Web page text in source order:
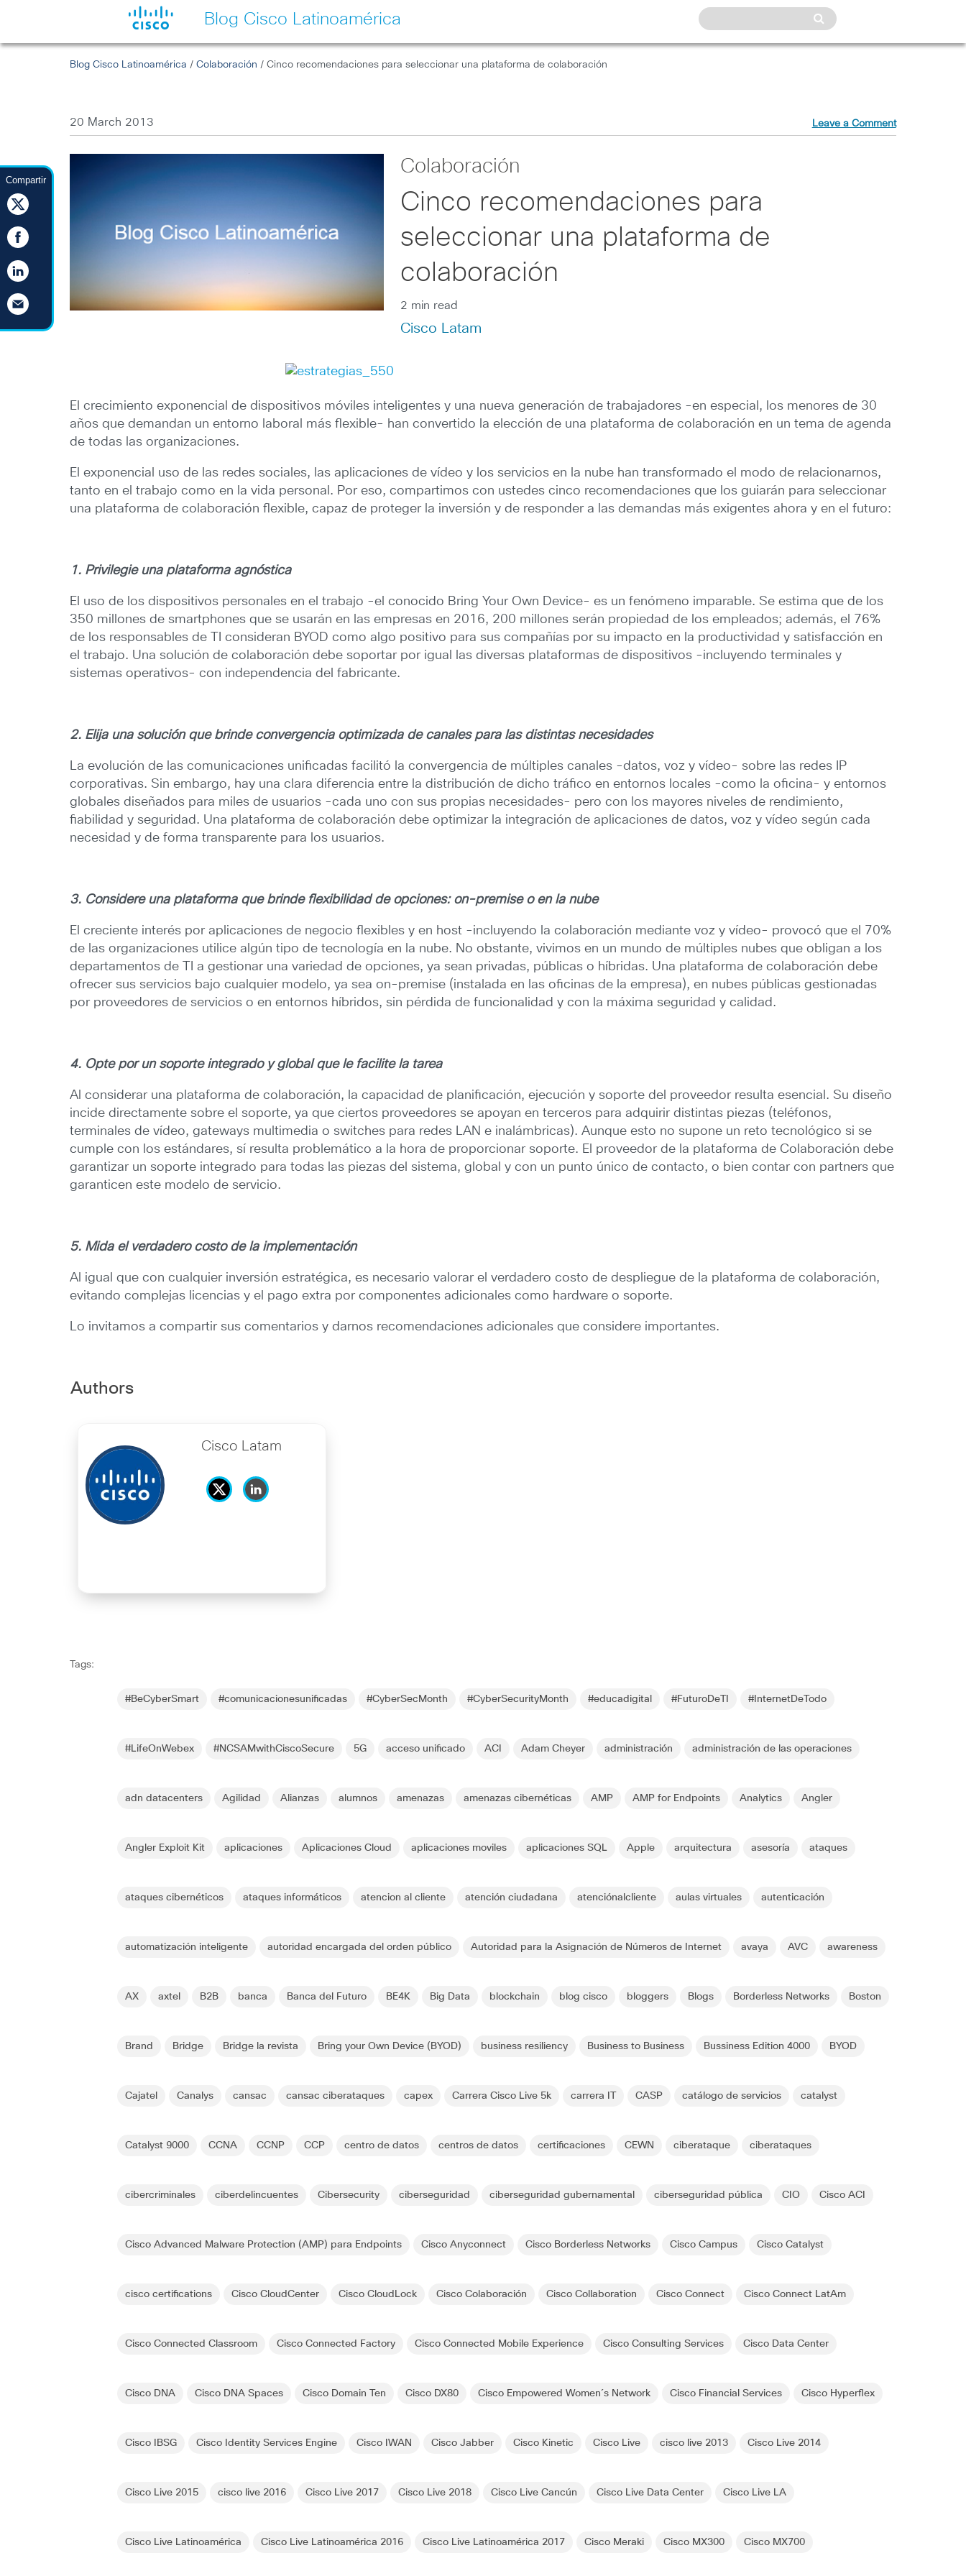
Blog Cisco Latinoamérica
Compartir
Blog Cisco Latinoamérica /Colaboración / Cinco recomendaciones para seleccionar una plataforma de colaboración
20 March 2013 Leave a Comment
Colaboración
Cinco recomendaciones para
seleccionar una plataforma de
colaboración
2 min read
Cisco Latam
El crecimiento exponencial de dispositivos móviles inteligentes y una nueva generación de trabajadores -en especial, los menores de 30
años que demandan un entorno laboral más flexible- han convertido la elección de una plataforma de colaboración en un tema de agenda
de todas las organizaciones.
El exponencial uso de las redes sociales, las aplicaciones de vídeo y los servicios en la nube han transformado el modo de relacionarnos,
tanto en el trabajo como en la vida personal. Por eso, compartimos con ustedes cinco recomendaciones que los guiarán para seleccionar
una plataforma de colaboración flexible, capaz de proteger la inversión y de responder a las demandas más exigentes ahora y en el futuro:
1. Privilegie una plataforma agnóstica
El uso de los dispositivos personales en el trabajo -el conocido Bring Your Own Device- es un fenómeno imparable. Se estima que de los
350 millones de smartphones que se usarán en las empresas en 2016, 200 millones serán propiedad de los empleados; además, el 76%
de los responsables de TI consideran BYOD como algo positivo para sus compañías por su impacto en la productividad y satisfacción en
el trabajo. Una solución de colaboración debe soportar por igual las diversas plataformas de dispositivos -incluyendo terminales y
sistemas operativos- con independencia del fabricante.
2. Elija una solución que brinde convergencia optimizada de canales para las distintas necesidades
La evolución de las comunicaciones unificadas facilitó la convergencia de múltiples canales -datos, voz y vídeo- sobre las redes IP
corporativas. Sin embargo, hay una clara diferencia entre la distribución de dicho tráfico en entornos locales -como la oficina- y entornos
globales diseñados para miles de usuarios -cada uno con sus propias necesidades- pero con los mayores niveles de rendimiento,
fiabilidad y seguridad. Una plataforma de colaboración debe optimizar la integración de aplicaciones de datos, voz y vídeo según cada
necesidad y de forma transparente para los usuarios.
3. Considere una plataforma que brinde flexibilidad de opciones: on-premise o en la nube
El creciente interés por aplicaciones de negocio flexibles y en host -incluyendo la colaboración mediante voz y vídeo- provocó que el 70%
de las organizaciones utilice algún tipo de tecnología en la nube. No obstante, vivimos en un mundo de múltiples nubes que obligan a los
departamentos de TI a gestionar una variedad de opciones, ya sean privadas, públicas o híbridas. Una plataforma de colaboración debe
ofrecer sus servicios bajo cualquier modelo, ya sea on-premise (instalada en las oficinas de la empresa), en nubes públicas gestionadas
por proveedores de servicios o en entornos híbridos, sin pérdida de funcionalidad y con la máxima seguridad y calidad.
4. Opte por un soporte integrado y global que le facilite la tarea
Al considerar una plataforma de colaboración, la capacidad de planificación, ejecución y soporte del proveedor resulta esencial. Su diseño
incide directamente sobre el soporte, ya que ciertos proveedores se apoyan en terceros para adquirir distintas piezas (teléfonos,
terminales de vídeo, gateways multimedia o switches para redes LAN e inalámbricas). Aunque esto no supone un reto tecnológico si se
cumple con los estándares, sí resulta problemático a la hora de proporcionar soporte. El proveedor de la plataforma de Colaboración debe
garantizar un soporte integrado para todas las piezas del sistema, global y con un punto único de contacto, o bien contar con partners que
garanticen este modelo de servicio.
5. Mida el verdadero costo de la implementación
Al igual que con cualquier inversión estratégica, es necesario valorar el verdadero costo de despliegue de la plataforma de colaboración,
evitando complejas licencias y el pago extra por componentes adicionales como hardware o soporte.
Lo invitamos a compartir sus comentarios y darnos recomendaciones adicionales que considere importantes.
Authors
Cisco Latam
Tags:
#BeCyberSmart #comunicacionesunificadas #CyberSecMonth #CyberSecurityMonth #educadigital #FuturoDeTI #InternetDeTodo
#LifeOnWebex #NCSAMwithCiscoSecure 5G acceso unificado ACI Adam Cheyer administración administración de las operaciones
adn datacenters Agilidad Alianzas alumnos amenazas amenazas cibernéticas AMP AMP for Endpoints Analytics Angler
Angler Exploit Kit aplicaciones Aplicaciones Cloud aplicaciones moviles aplicaciones SQL Apple arquitectura asesoría ataques
ataques cibernéticos ataques informáticos atencion al cliente atención ciudadana atenciónalcliente aulas virtuales autenticación
automatización inteligente autoridad encargada del orden público Autoridad para la Asignación de Números de Internet avaya AVC awareness
AX axtel B2B banca Banca del Futuro BE4K Big Data blockchain blog cisco bloggers Blogs Borderless Networks Boston
Brand Bridge Bridge la revista Bring your Own Device (BYOD) business resiliency Business to Business Bussiness Edition 4000 BYOD
Cajatel Canalys cansac cansac ciberataques capex Carrera Cisco Live 5k carrera IT CASP catálogo de servicios catalyst
Catalyst 9000 CCNA CCNP CCP centro de datos centros de datos certificaciones CEWN ciberataque ciberataques
cibercriminales ciberdelincuentes Cibersecurity ciberseguridad ciberseguridad gubernamental ciberseguridad pública CIO Cisco ACI
Cisco Advanced Malware Protection (AMP) para Endpoints Cisco Anyconnect Cisco Borderless Networks Cisco Campus Cisco Catalyst
cisco certifications Cisco CloudCenter Cisco CloudLock Cisco Colaboración Cisco Collaboration Cisco Connect Cisco Connect LatAm
Cisco Connected Classroom Cisco Connected Factory Cisco Connected Mobile Experience Cisco Consulting Services Cisco Data Center
Cisco DNA Cisco DNA Spaces Cisco Domain Ten Cisco DX80 Cisco Empowered Women´s Network Cisco Financial Services Cisco Hyperflex
Cisco IBSG Cisco Identity Services Engine Cisco IWAN Cisco Jabber Cisco Kinetic Cisco Live cisco live 2013 Cisco Live 2014
Cisco Live 2015 cisco live 2016 Cisco Live 2017 Cisco Live 2018 Cisco Live Cancún Cisco Live Data Center Cisco Live LA
Cisco Live Latinoamérica Cisco Live Latinoamérica 2016 Cisco Live Latinoamérica 2017 Cisco Meraki Cisco MX300 Cisco MX700